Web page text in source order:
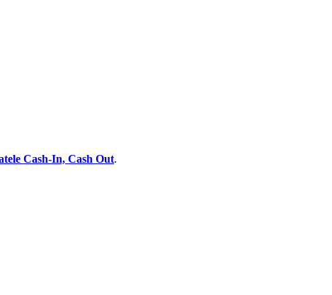
Cash-In, Cash Out.